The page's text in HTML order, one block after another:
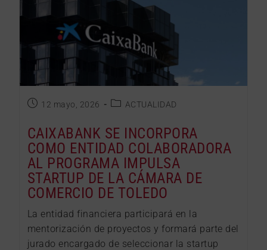
12 mayo, 2026 ACTUALIDAD
CAIXABANK SE INCORPORA
COMO ENTIDAD COLABORADORA
AL PROGRAMA IMPULSA
STARTUP DE LA CÁMARA DE
COMERCIO DE TOLEDO
La entidad financiera participará en la
mentorización de proyectos y formará parte del
jurado encargado de seleccionar la startup